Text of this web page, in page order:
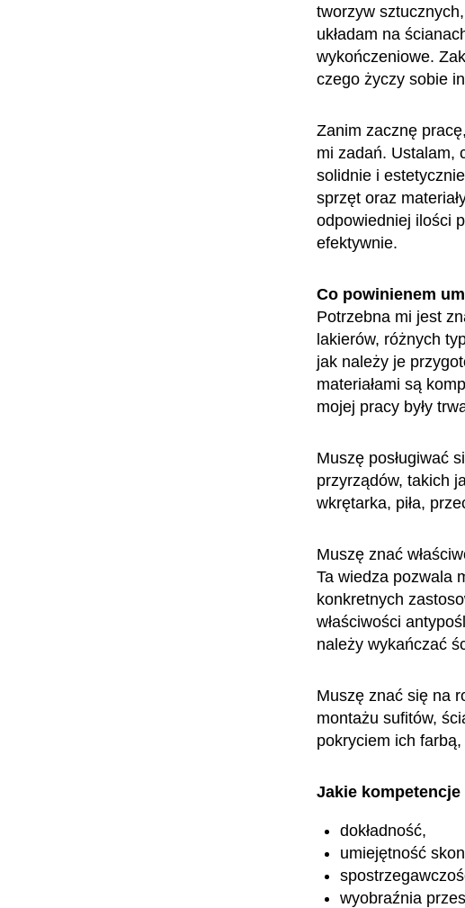
tworzyw
układam na
wykończeniowe.
czego życzy sobie
Zanim zacznę
mi zadań. Ustalam,
solidnie i
sprzęt oraz
odpowiedniej ilości
efektywnie.
Co powinienem
Potrzebna mi jest
lakierów, różnych
jak należy je
materiałami są
mojej pracy były
Muszę posługiwać
przyrządów, takich
wkrętarka, piła,
Muszę znać
Ta wiedza pozwala
konkretnych
właściwości
należy wykańczać
Muszę znać się na
montażu sufitów,
pokryciem ich
Jakie
dokładność,
umiejętność
wyobraźnia